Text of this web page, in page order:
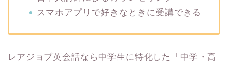
スマホアプリで好きなときに受講できる
レアジョブ英会話なら中学生に特化した「中学・高